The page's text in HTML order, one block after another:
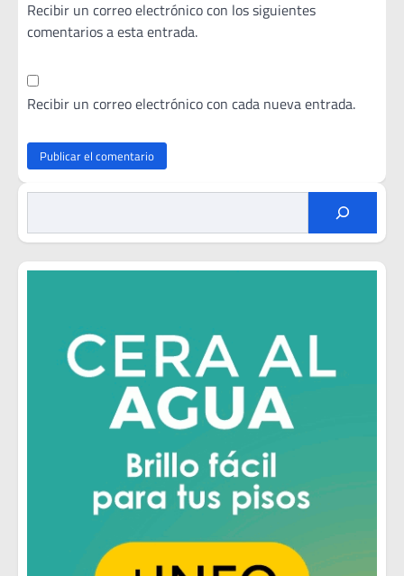
Recibir un correo electrónico con los siguientes
comentarios a esta entrada.
Recibir un correo electrónico con cada nueva entrada.